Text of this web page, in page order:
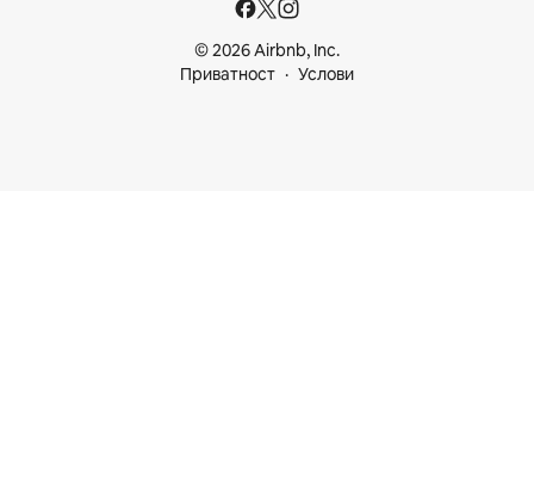
© 2026 Airbnb, Inc.
Приватност
Услови